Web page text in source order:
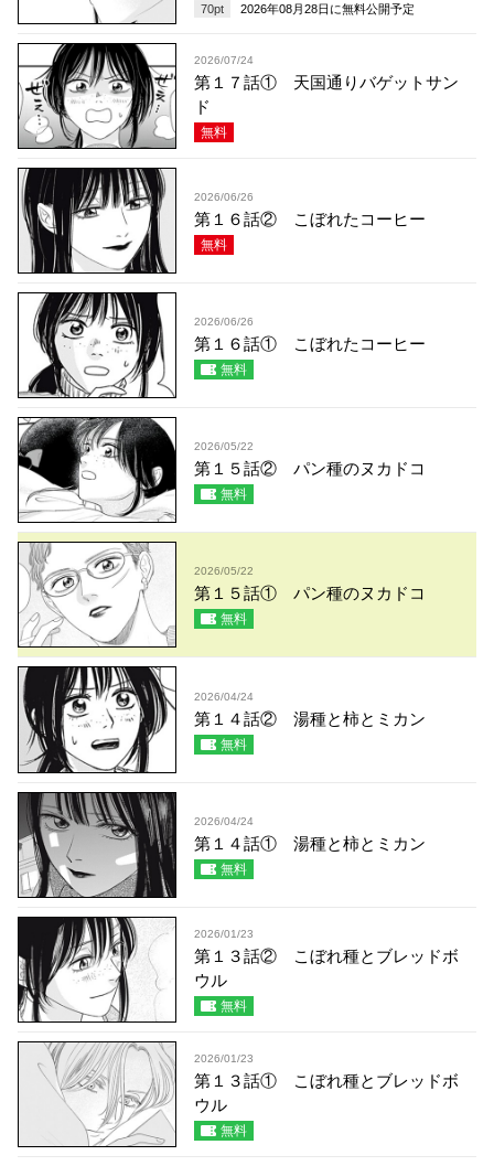
70pt 2026年08月28日 に無料公開予定
2026/07/24
第１７話① 天国通りバゲットサン
ド
無料
2026/06/26
第１６話② こぼれたコーヒー
無料
2026/06/26
第１６話① こぼれたコーヒー
無料
2026/05/22
第１５話② パン種のヌカドコ
無料
2026/05/22
第１５話① パン種のヌカドコ
無料
2026/04/24
第１４話② 湯種と柿とミカン
無料
2026/04/24
第１４話① 湯種と柿とミカン
無料
2026/01/23
第１３話② こぼれ種とブレッドボ
ウル
無料
2026/01/23
第１３話① こぼれ種とブレッドボ
ウル
無料